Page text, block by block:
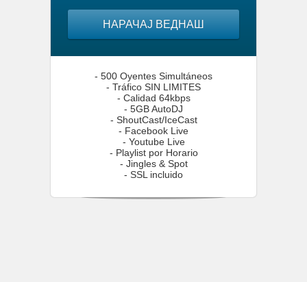
НАРАЧАЈ ВЕДНАШ
- 500 Oyentes Simultáneos
- Tráfico SIN LIMITES
- Calidad 64kbps
- 5GB AutoDJ
- ShoutCast/IceCast
- Facebook Live
- Youtube Live
- Playlist por Horario
- Jingles & Spot
- SSL incluido